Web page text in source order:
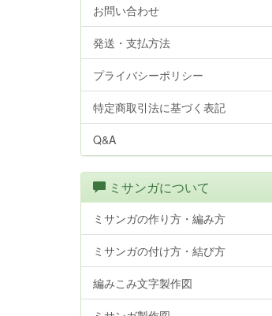
お問い合わせ
発送・支払方法
プライバシーポリシー
特定商取引法に基づく表記
Q&A
ミサンガについて
ミサンガの作り方・編み方
ミサンガの付け方・結び方
編みこみ文字製作図